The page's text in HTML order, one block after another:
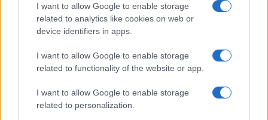
I want to allow Google to enable storage
related to analytics like cookies on web or
device identifiers in apps.
I want to allow Google to enable storage
related to functionality of the website or app.
I want to allow Google to enable storage
related to personalization.